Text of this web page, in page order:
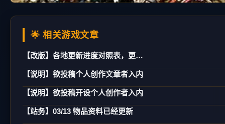
🌟 相关游戏文章
【改版】各地更新进度对照表，更新日期：02/21
【说明】欲投稿个人创作文章者入内
【说明】欲投稿开设个人创作者入内
【站务】03/13 物品资料已经更新